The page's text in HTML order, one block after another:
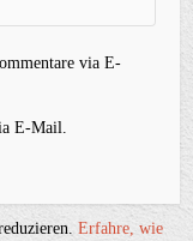
via E-
E-Mail.
Erfahre, wie